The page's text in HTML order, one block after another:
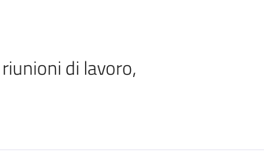
di lavoro,